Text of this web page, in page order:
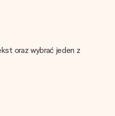
oraz wybrać jeden z